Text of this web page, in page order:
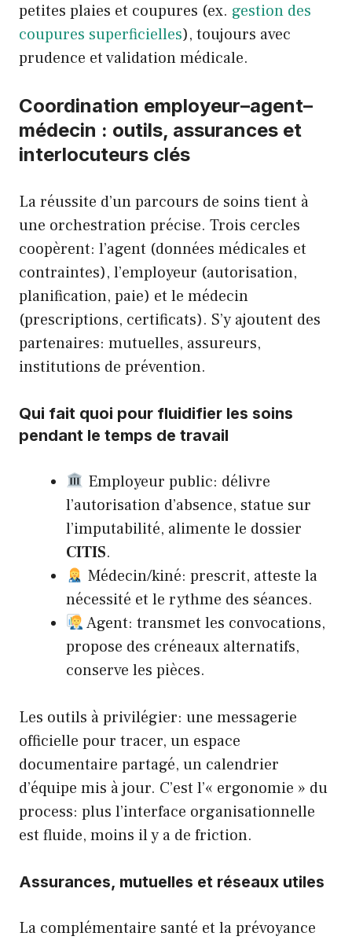
petites plaies et coupures (ex. gestion des
coupures superficielles), toujours avec
prudence et validation médicale.
Coordination employeur–agent–
médecin : outils, assurances et
interlocuteurs clés
La réussite d’un parcours de soins tient à
une orchestration précise. Trois cercles
coopèrent: l’agent (données médicales et
contraintes), l’employeur (autorisation,
planification, paie) et le médecin
(prescriptions, certificats). S’y ajoutent des
partenaires: mutuelles, assureurs,
institutions de prévention.
Qui fait quoi pour fluidifier les soins
pendant le temps de travail
Employeur public: délivre
l’autorisation d’absence, statue sur
l’imputabilité, alimente le dossier
CITIS.
Médecin/kiné: prescrit, atteste la
nécessité et le rythme des séances.
Agent: transmet les convocations,
propose des créneaux alternatifs,
conserve les pièces.
Les outils à privilégier: une messagerie
officielle pour tracer, un espace
documentaire partagé, un calendrier
d’équipe mis à jour. C’est l’« ergonomie » du
process: plus l’interface organisationnelle
est fluide, moins il y a de friction.
Assurances, mutuelles et réseaux utiles
La complémentaire santé et la prévoyance